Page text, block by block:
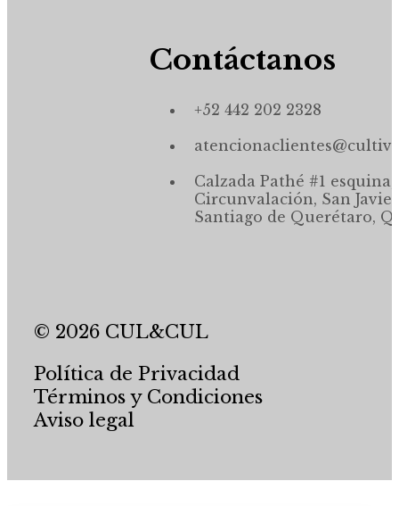
Contáctanos
+52 442 202 2328
Calzada Pathé #1 esquina,
Circunvalación, San
Santiago de Querétaro,
© 2026 CUL&CUL
Política de Privacidad
Términos y Condiciones
Aviso legal